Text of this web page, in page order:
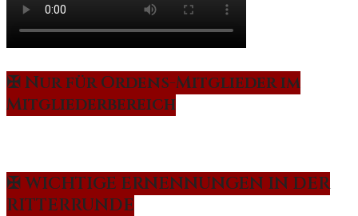
✠ Nur für Ordens-Mitglieder im
Mitgliederbereich
✠ WICHTIGE ERNENNUNGEN IN DER
RITTERRUNDE